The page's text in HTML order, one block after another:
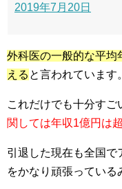
2019年7月20日
外科医の一般的な平均
える と言われています。
これだけでも十分すご
関しては年収1億円は
引退した現在も全国
をかなり頑張っている